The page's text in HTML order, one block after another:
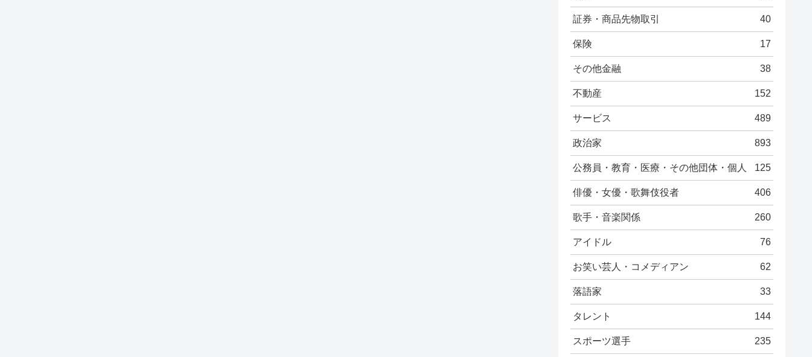
証券・商品先物取引 40
保険 17
その他金融 38
不動産 152
サービス 489
政治家 893
公務員・教育・医療・その他団体・個人 125
俳優・女優・歌舞伎役者 406
歌手・音楽関係 260
アイドル 76
お笑い芸人・コメディアン 62
落語家 33
タレント 144
スポーツ選手 235